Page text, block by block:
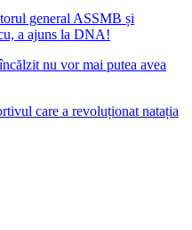
general ASSMB și
a ajuns la DNA!
nu vor mai putea avea
care a revoluționat natația